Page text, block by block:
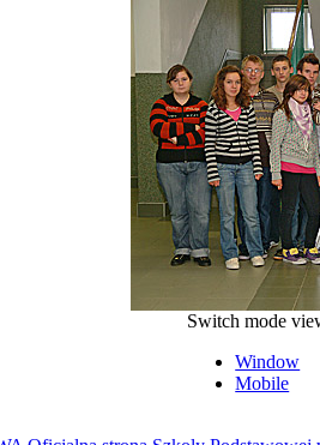
Switch mode
Window
Mobile